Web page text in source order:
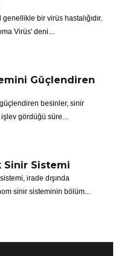
bir virüs hastalığıdır.
Virüs' deni...
Güçlendiren
besinler, sinir
gördüğü süre...
Sinir Sistemi
irade dışında
sinir sisteminin bölüm...